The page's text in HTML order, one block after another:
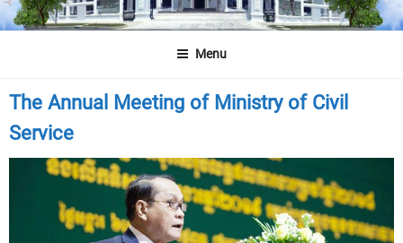
Menu
The Annual Meeting of Ministry of Civil
Service